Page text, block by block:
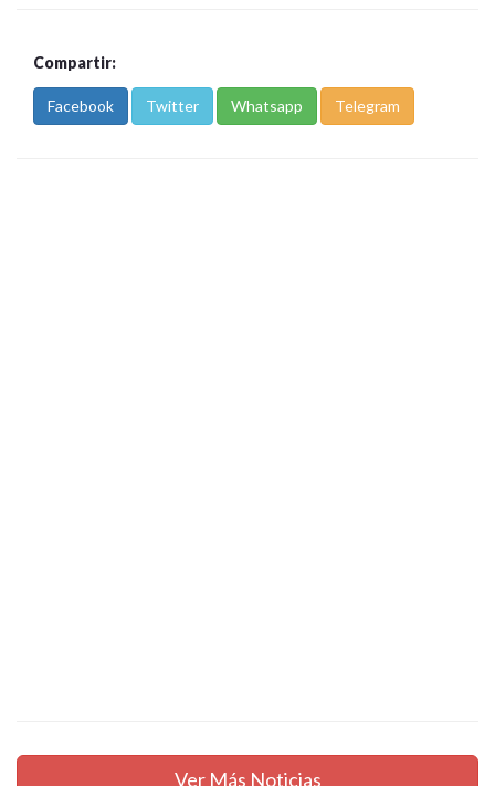
Compartir:
Facebook Twitter Whatsapp Telegram
Ver Más Noticias